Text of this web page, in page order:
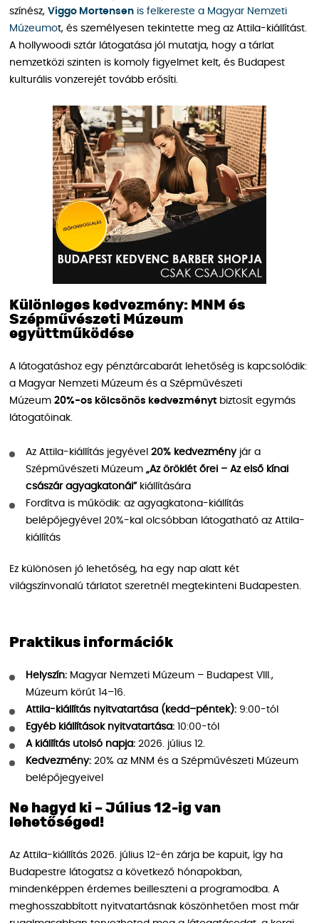
színész, Viggo Mortensen is felkereste a Magyar Nemzeti
Múzeumot, és személyesen tekintette meg az Attila-kiállítást.
A hollywoodi sztár látogatása jól mutatja, hogy a tárlat
nemzetközi szinten is komoly figyelmet kelt, és Budapest
kulturális vonzerejét tovább erősíti.
Különleges kedvezmény: MNM és
Szépművészeti Múzeum
együttműködése
A látogatáshoz egy pénztárcabarát lehetőség is kapcsolódik:
a Magyar Nemzeti Múzeum és a Szépművészeti
Múzeum 20%-os kölcsönös kedvezményt biztosít egymás
látogatóinak.
Az Attila-kiállítás jegyével 20% kedvezményjár a
Szépművészeti Múzeum „Az öröklét őrei – Az első kínai
császár agyagkatonái”kiállítására
Fordítva is működik: az agyagkatona-kiállítás
belépőjegyével 20%-kal olcsóbban látogatható az Attila-
kiállítás
Ez különösen jó lehetőség, ha egy nap alatt két
világszínvonalú tárlatot szeretnél megtekinteni Budapesten.
Praktikus információk
Helyszín: Magyar Nemzeti Múzeum – Budapest VIII.,
Múzeum körút 14–16.
Attila-kiállítás nyitvatartása (kedd–péntek): 9:00-tól
Egyéb kiállítások nyitvatartása: 10:00-tól
A kiállítás utolsó napja: 2026. július 12.
Kedvezmény: 20% az MNM és a Szépművészeti Múzeum
belépőjegyeivel
Ne hagyd ki – Július 12-ig van
lehetőséged!
Az Attila-kiállítás 2026. július 12-én zárja be kapuit, így ha
Budapestre látogatsz a következő hónapokban,
mindenképpen érdemes beilleszteni a programodba. A
meghosszabbított nyitvatartásnak köszönhetően most már